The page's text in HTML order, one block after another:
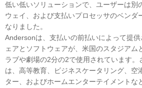
低い低いソリューションで、ユーザーは別
ウェイ、および支払いプロセッサのベンダ
なりました。
Andersonは、支払いの前払いによって提
ェアとソフトウェアが、米国のスタジアム
ラブや劇場の2分の2で使用されています。
は、高等教育、ビジネスケータリング、空
ター、およびホームエンターテイメントな